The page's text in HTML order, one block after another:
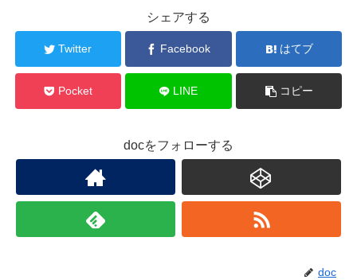
シェアする
Twitter Facebook はてブ
Pocket LINE コピー
docをフォローする
doc